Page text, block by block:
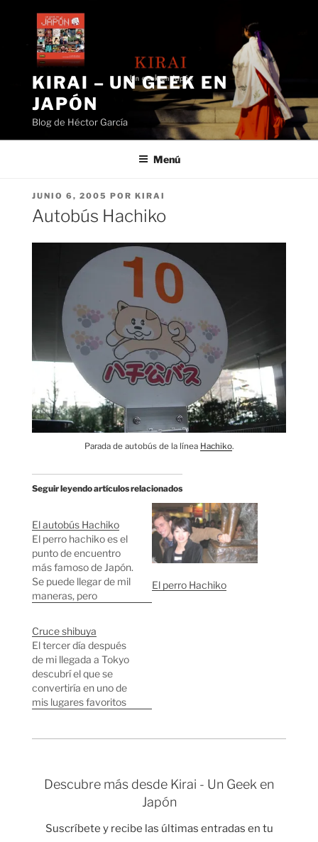
contenido
KIRAI – UN GEEK EN
JAPÓN
Blog de Héctor García
Menú
PUBLICADO
EL
JUNIO 6, 2005 POR KIRAI
Autobús Hachiko
Parada de autobús de la línea Hachiko.
Seguir leyendo artículos relacionados
El autobús Hachiko
El perro hachiko es el
punto de encuentro
más famoso de Japón.
Se puede llegar de mil
maneras, pero
usando el minibús
Hachiko. Actualización:
veo que me comienza
a fallar la memoria, ya
puse una foto sobre
este bus pero se
El perro Hachiko
Cruce shibuya
El tercer día después
de mi llegada a Tokyo
descubrí el que se
convertiría en uno de
mis lugares favoritos
poco eran tres), es uno
Descubre más desde Kirai - Un Geek en
Japón
Suscríbete y recibe las últimas entradas en tu